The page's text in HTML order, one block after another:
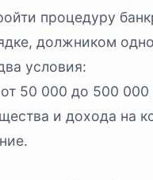
процедуру
должником
условия:
50 000 до 500 000
и дохода на